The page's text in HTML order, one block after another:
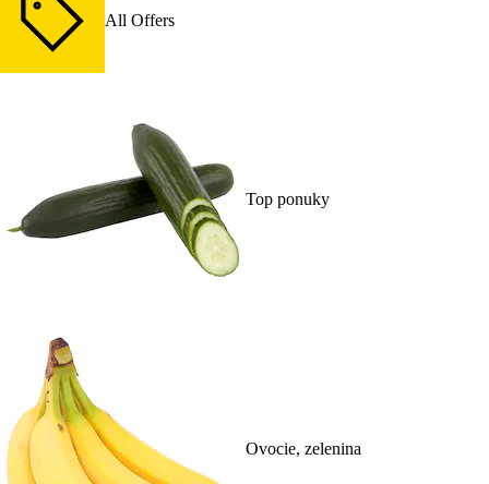
All Offers
Top ponuky
Ovocie, zelenina